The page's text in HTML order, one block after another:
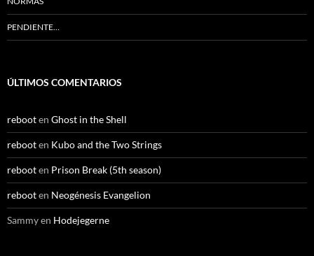
PENDIENTE…
ÚLTIMOS COMENTARIOS
rebooten Ghost in the Shell
rebooten Kubo and the Two Strings
rebooten Prison Break (5th season)
rebooten Neogénesis Evangelion
Sammyen Hodejegerne